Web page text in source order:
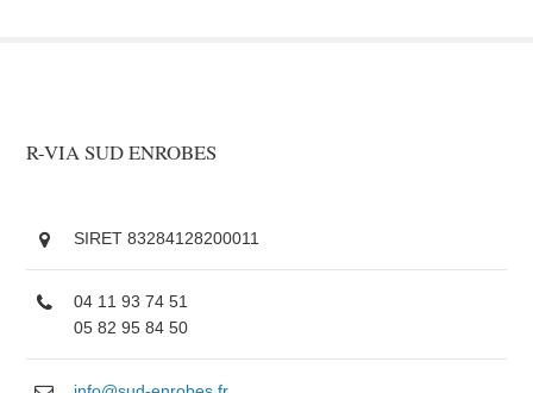
R-VIA SUD ENROBES
SIRET 83284128200011
04 11 93 74 51
05 82 95 84 50